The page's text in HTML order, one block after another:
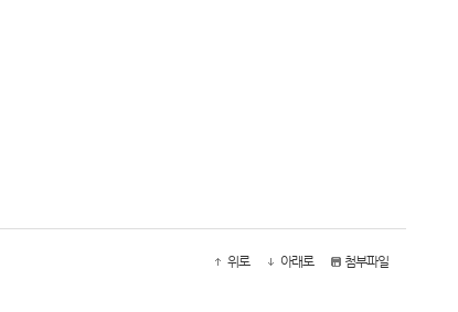
위로 아래로 첨부파일